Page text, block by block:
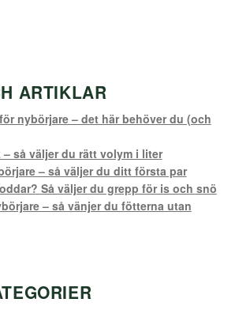
ARTIKLAR
nybörjare – det här behöver du (och
så väljer du rätt volym i liter
– så väljer du ditt första par
Så väljer du grepp för is och snö
– så vänjer du fötterna utan